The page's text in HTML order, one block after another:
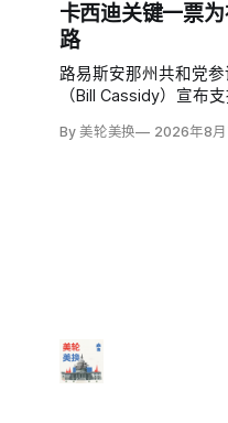
卡西迪关键一票
路
路易斯安那州共和党参
（Bill Cassidy）宣布
特朗普前私人辩护律师
By 美轮美换 2026年8月